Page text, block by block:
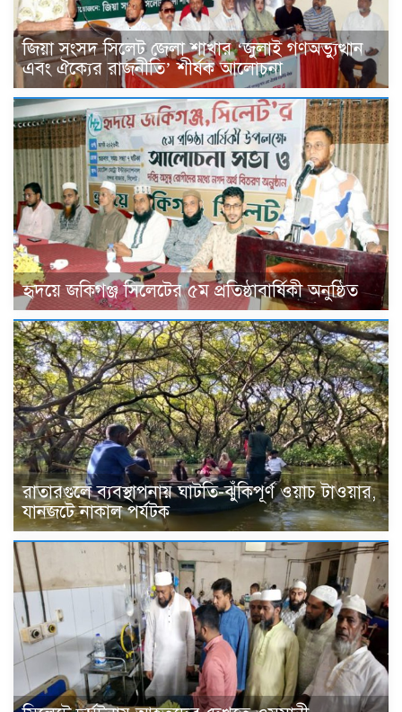
জিয়া সংসদ সিলেট জেলা শাখার ‘জুলাই গণঅভ্যুত্থান
এবং ঐক্যের রাজনীতি’ শীর্ষক আলোচনা
হৃদয়ে জকিগঞ্জ সিলেটের ৫ম প্রতিষ্ঠাবার্ষিকী অনুষ্ঠিত
রাতারগুলে ব্যবস্থাপনায় ঘাটতি-ঝুঁকিপূর্ণ ওয়াচ টাওয়ার,
যানজটে নাকাল পর্যটক